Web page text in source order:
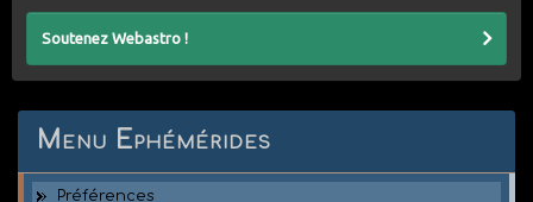
Soutenez Webastro !
Menu Ephémérides
Préférences